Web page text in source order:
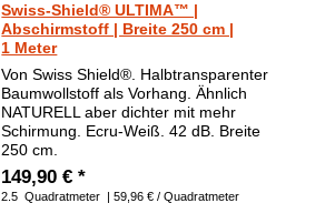
Swiss-Shield® ULTIMA™ |
Abschirmstoff | Breite 250 cm |
1 Meter
Von Swiss Shield®. Halbtransparenter
Baumwollstoff als Vorhang. Ähnlich
NATURELL aber dichter mit mehr
Schirmung. Ecru-Weiß. 42 dB. Breite
250 cm.
149,90 € *
2.5 Quadratmeter | 59,96 € / Quadratmeter